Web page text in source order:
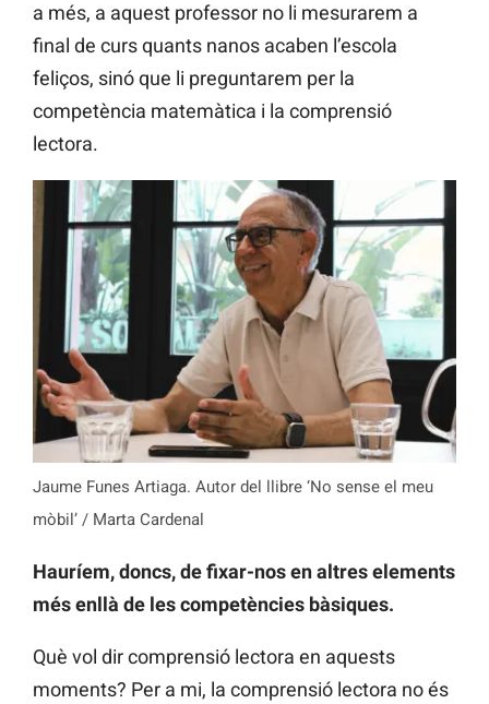
a més, a aquest professor no li mesurarem a
final de curs quants nanos acaben l’escola
feliços, sinó que li preguntarem per la
competència matemàtica i la comprensió
lectora.
Jaume Funes Artiaga. Autor del llibre ‘No sense el meu
mòbil’ / Marta Cardenal
Hauríem, doncs, de fixar-nos en altres elements
més enllà de les competències bàsiques.
Què vol dir comprensió lectora en aquests
moments? Per a mi, la comprensió lectora no és